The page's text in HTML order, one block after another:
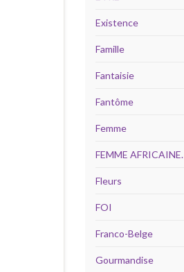
Existence
Famille
Fantaisie
Fantôme
Femme
FEMME AFRICAINE.
Fleurs
FOI
Franco-Belge
Gourmandise